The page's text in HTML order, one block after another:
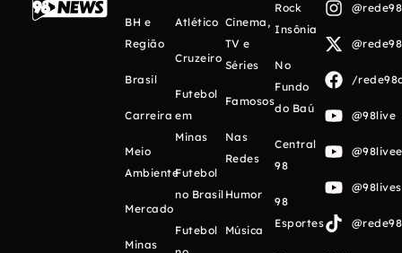
BH e
Região
Brasil
Carreira
Meio
Ambiente
Mercado
Minas
Atlético
Cruzeiro
Futebol
em
Minas
Futebol
no Brasil
Futebol
Cinema,
TV e
Séries
Famosos
Nas
Redes
Humor
Música
Rock
Insônia
No
Fundo
do Baú
Central
98
98
Esportes
/
@98live